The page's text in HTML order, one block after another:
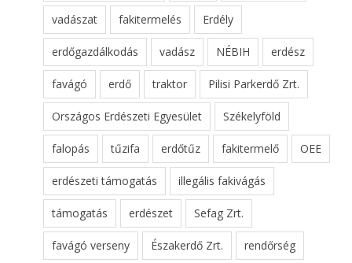
vadászat fakitermelés Erdély
erdőgazdálkodás vadász NÉBIH erdész
favágó erdő traktor Pilisi Parkerdő Zrt.
Országos Erdészeti Egyesület Székelyföld
falopás tűzifa erdőtűz fakitermelő OEE
erdészeti támogatás illegális fakivágás
támogatás erdészet Sefag Zrt.
favágó verseny Északerdő Zrt. rendőrség